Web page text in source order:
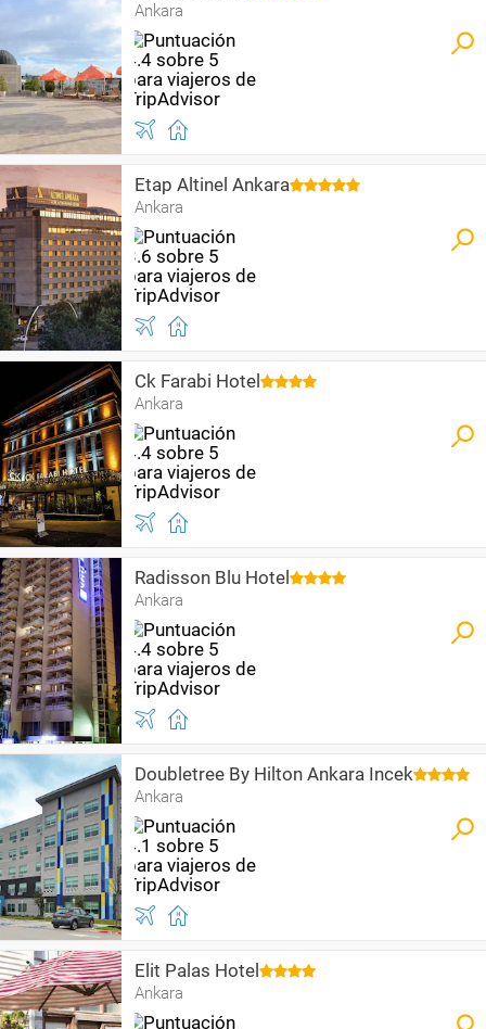
Ankara
Etap Altinel Ankara
Ankara
Ck Farabi Hotel
Ankara
Radisson Blu Hotel
Ankara
Doubletree By Hilton Ankara Incek
Ankara
Elit Palas Hotel
Ankara